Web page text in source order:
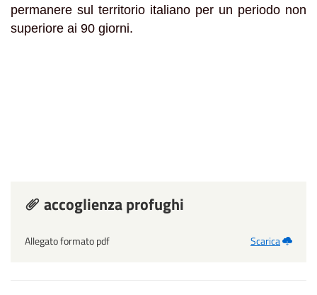
permanere sul territorio italiano per un periodo non
superiore ai 90 giorni.
accoglienza profughi
Allegato formato pdf Scarica